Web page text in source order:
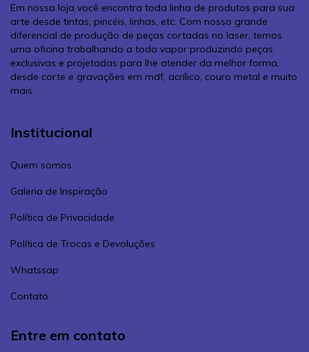
Em nossa loja você encontra toda linha de produtos para sua
arte desde tintas, pincéis, linhas, etc. Com nosso grande
diferencial de produção de peças cortadas no laser, temos
uma oficina trabalhando a todo vapor produzindo peças
exclusivas e projetadas para lhe atender da melhor forma,
desde corte e gravações em mdf, acrílico, couro metal e muito
mais.
Institucional
Quem somos
Galeria de Inspiração
Política de Privacidade
Política de Trocas e Devoluções
Whatssap
Contato
Entre em contato